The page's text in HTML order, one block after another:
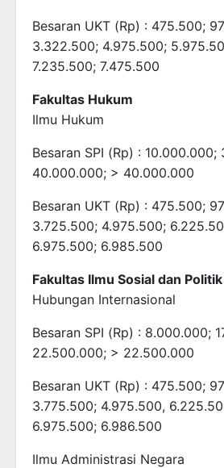
Besaran UKT (Rp) : 475.500;
3.322.500; 4.975.500;
7.235.500; 7.475.500
Fakultas Hukum
Ilmu Hukum
Besaran SPI (Rp) :
40.000.000; > 40.000.000
Besaran UKT (Rp) : 475.500;
3.725.500; 4.975.500;
6.975.500; 6.985.500
Fakultas Ilmu Sosial dan Politik
Hubungan Internasional
Besaran SPI (Rp) : 8.000.000;
22.500.000; > 22.500.000
Besaran UKT (Rp) : 475.500;
3.775.500; 4.975.500,
6.975.500; 6.986.500
Ilmu Administrasi Negara